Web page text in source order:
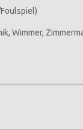
Wimmer,